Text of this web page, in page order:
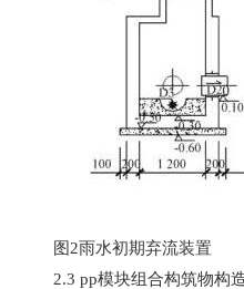
图2雨水初期弃流装置
2.3 pp模块组合构筑物构